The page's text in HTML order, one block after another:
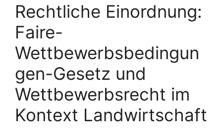
Rechtliche Einordnung:
Faire-
Wettbewerbsbedingun
gen-Gesetz und
Wettbewerbsrecht im
Kontext Landwirtschaft